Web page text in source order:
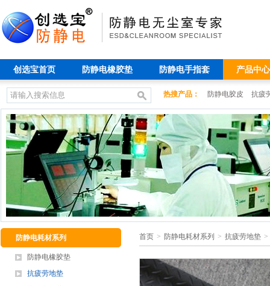
创选宝首页 防静电橡胶垫 防静电手指套 产品中心
热搜产品： 防静电胶皮 抗疲
防静电耗材系列
防静电橡胶垫
抗疲劳地垫
首页 > 防静电耗材系列 > 抗疲劳地垫 >